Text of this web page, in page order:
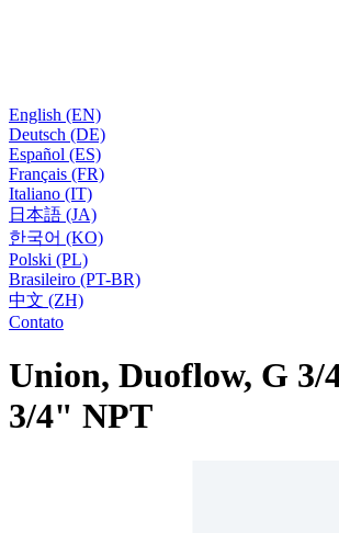
English (EN)
Deutsch (DE)
Español (ES)
Français (FR)
Italiano (IT)
日本語 (JA)
한국어 (KO)
Polski (PL)
Brasileiro (PT-BR)
中文 (ZH)
Contato
Union, Duoflow, G
3/4" NPT